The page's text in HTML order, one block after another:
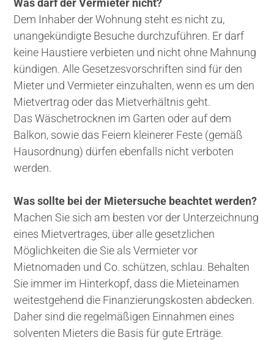
Was darf der Vermieter nicht?
Dem Inhaber der Wohnung steht es nicht zu,
unangekündigte Besuche durchzuführen. Er darf
keine Haustiere verbieten und nicht ohne Mahnung
kündigen. Alle Gesetzesvorschriften sind für den
Mieter und Vermieter einzuhalten, wenn es um den
Mietvertrag oder das Mietverhältnis geht.
Das Wäschetrocknen im Garten oder auf dem
Balkon, sowie das Feiern kleinerer Feste (gemäß
Hausordnung) dürfen ebenfalls nicht verboten
werden.
Was sollte bei der Mietersuche beachtet werden?
Machen Sie sich am besten vor der Unterzeichnung
eines Mietvertrages, über alle gesetzlichen
Möglichkeiten die Sie als Vermieter vor
Mietnomaden und Co. schützen, schlau. Behalten
Sie immer im Hinterkopf, dass die Mieteinamen
weitestgehend die Finanzierungskosten abdecken.
Daher sind die regelmäßigen Einnahmen eines
solventen Mieters die Basis für gute Erträge.